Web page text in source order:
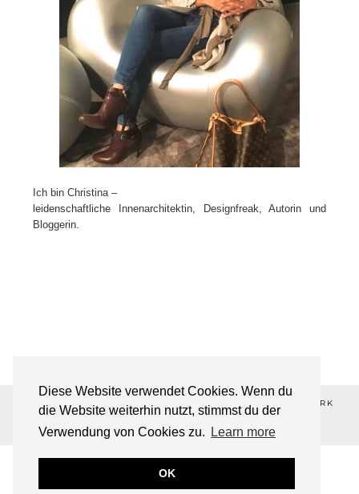
Diese Website verwendet Cookies. Wenn du
die Website weiterhin nutzt, stimmst du der
Verwendung von Cookies zu.
Learn more
OK
Ich bin Christina –
leidenschaftliche Innenarchitektin, Designfreak, Autorin und
Bloggerin.
©2026 ALL-ABOUT-DESIGN💋 ®REGISTERED TRADEMARK
THEME DESIGNED BY pipdig